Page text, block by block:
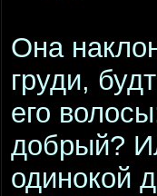
Она
груди,
его
добрый?
одинокой